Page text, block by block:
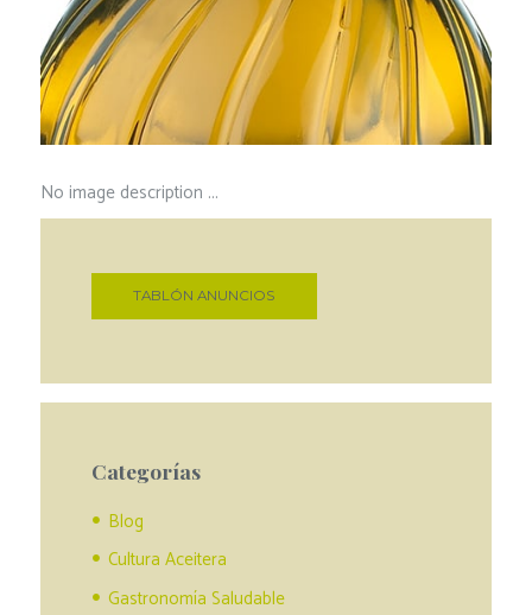
No image description ...
TABLÓN ANUNCIOS
Categorías
Blog
Cultura Aceitera
Gastronomía Saludable